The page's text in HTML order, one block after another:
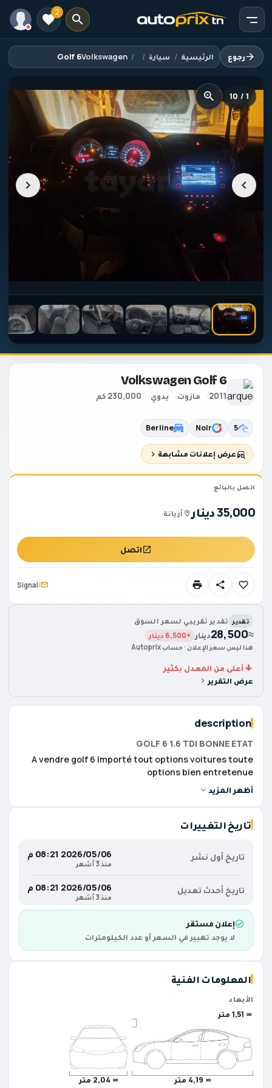
2
رجوع الرئيسية سيارة Volkswagen
Golf 6
1 / 10
Volkswagen Golf 6
2011 مازوت يدوي 230,000 كم
5
Noir
Berline
عرض إعلانات مشابهة
اتصل بالبائع
35,000 دينار أريانة
اتصل
Signal
تقدير تقدير تقريبي لسعر السوق
≈
28,500دينار +6,500 دينار
هذا ليس سعر الإعلان · حساب Autoprix
أعلى من المعدل بكثير
عرض التقرير
description
GOLF 6 1.6 TDI BONNE ETAT
A vendre golf 6 importé tout options voitures toute
options bien entretenue
أظهر المزيد
تاريخ التغييرات
تاريخ أول نشر 06‏/05‏/2026 08:21 م
منذ 3 أشهر
تاريخ أحدث تعديل 06‏/05‏/2026 08:21 م
منذ 3 أشهر
إعلان مستقر
لا يوجد تغيير في السعر أو عدد الكيلومترات
المعلومات الفنية
الأبعاد
≃ 1,51 متر
≃ 4,19 متر ≃ 2,04 متر